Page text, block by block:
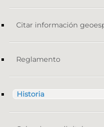
Citar información
Reglamento
Historia